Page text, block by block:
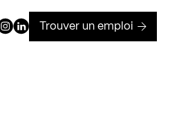
barre de recherche
Facebook de Kollectif
Instagram de Kollectif
Page Linkedin de Kollectif
Trouver un emploi